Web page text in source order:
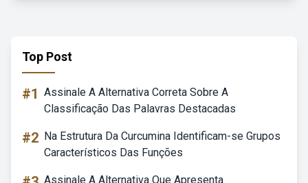
Top Post
#1 Assinale A Alternativa Correta Sobre A
Classificação Das Palavras Destacadas
#2 Na Estrutura Da Curcumina Identificam-se Grupos
Característicos Das Funções
Assinale A Alternativa Que Apresenta